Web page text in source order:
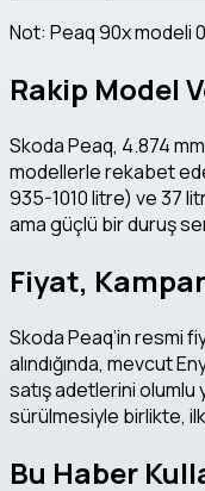
Not: Peaq 90x modeli
Rakip Model
Skoda Peaq, 4.874
modellerle rekabet
935-1010 litre) ve 37
ama güçlü bir duruş
Fiyat,
Skoda Peaq’in resmi
alındığında, mevcut
satış adetlerini olumlu
sürülmesiyle birlikte,
Bu Haber